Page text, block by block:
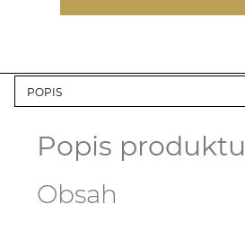
POPIS
Popis produktu
Obsah